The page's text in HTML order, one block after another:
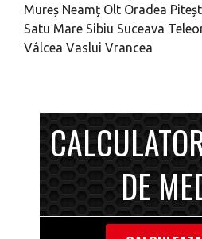
Mureș Neamț Olt Oradea
Satu Mare Sibiu Suceava
Vâlcea Vaslui Vrancea
DE